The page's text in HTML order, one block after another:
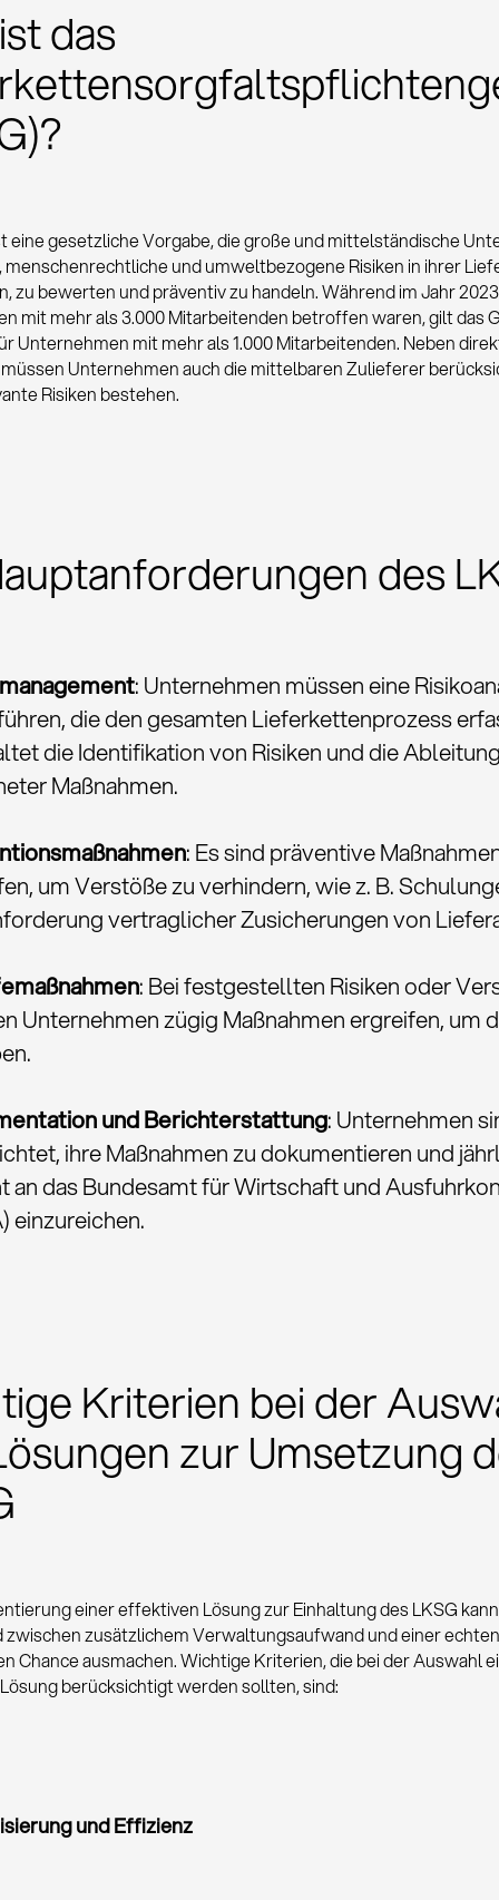
das
eine gesetzliche Vorgabe, die große und mittelständische
und umweltbezogene Risiken in ihrer
zu bewerten und präventiv zu handeln. Während im Jahr
mit mehr als 3.000 Mitarbeitenden betroffen waren, gilt das
Unternehmen mit mehr als 1.000 Mitarbeitenden. Neben
Unternehmen auch die mittelbaren Zulieferer
Risiken bestehen.
des
: Unternehmen müssen eine
die den gesamten Lieferkettenprozess
die Identifikation von Risiken und die
Maßnahmen.
: Es sind präventive
um Verstöße zu verhindern, wie z. B.
vertraglicher Zusicherungen von
: Bei festgestellten Risiken oder
Unternehmen zügig Maßnahmen ergreifen, um
und Berichterstattung: Unternehmen
ihre Maßnahmen zu dokumentieren und
an das Bundesamt für Wirtschaft und
einzureichen.
Kriterien bei der
zur Umsetzung
einer effektiven Lösung zur Einhaltung des LKSG
zwischen zusätzlichem Verwaltungsaufwand und einer echten
Chance ausmachen. Wichtige Kriterien, die bei der Auswahl
berücksichtigt werden sollten, sind:
und Effizienz